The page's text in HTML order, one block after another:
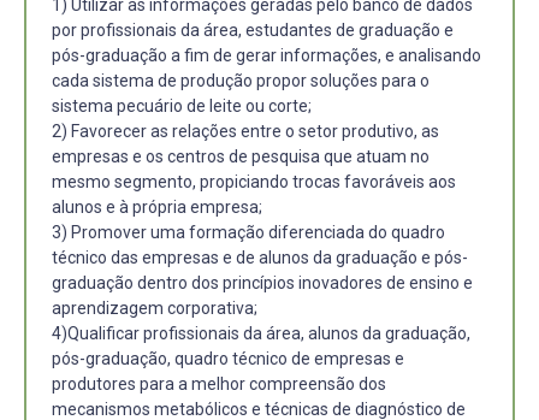
1) Utilizar as informações geradas pelo banco de dados
por profissionais da área, estudantes de graduação e
pós-graduação a fim de gerar informações, e analisando
cada sistema de produção propor soluções para o
sistema pecuário de leite ou corte;
2) Favorecer as relações entre o setor produtivo, as
empresas e os centros de pesquisa que atuam no
mesmo segmento, propiciando trocas favoráveis aos
alunos e à própria empresa;
3) Promover uma formação diferenciada do quadro
técnico das empresas e de alunos da graduação e pós-
graduação dentro dos princípios inovadores de ensino e
aprendizagem corporativa;
4)Qualificar profissionais da área, alunos da graduação,
pós-graduação, quadro técnico de empresas e
produtores para a melhor compreensão dos
mecanismos metabólicos e técnicas de diagnóstico de